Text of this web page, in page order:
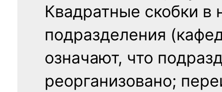
Квадратные скобки в
подразделения
означают, что
реорганизовано;